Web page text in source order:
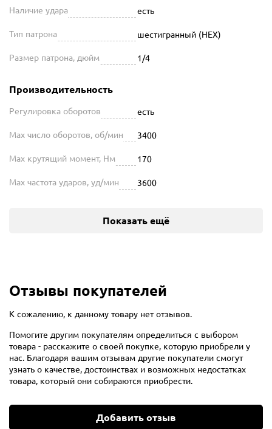
Наличие удара есть
Тип патрона шестигранный (HEX)
Размер патрона, дюйм 1/4
Производительность
Регулировка оборотов есть
Max число оборотов, об/мин 3400
Max крутящий момент, Нм 170
Max частота ударов, уд/мин 3600
Показать ещё
Отзывы покупателей
К сожалению, к данному товару нет отзывов.
Помогите другим покупателям определиться с выбором
товара - расскажите о своей покупке, которую приобрели у
нас. Благодаря вашим отзывам другие покупатели смогут
узнать о качестве, достоинствах и возможных недостатках
товара, который они собираются приобрести.
Добавить отзыв